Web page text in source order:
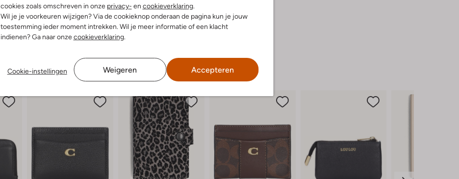
cookies zoals omschreven in onze privacy- en cookieverklaring.
Wil je je voorkeuren wijzigen? Via de cookieknop onderaan de pagina kun je jouw
toestemming ieder moment intrekken. Wil je meer informatie of een klacht
indienen? Ga naar onzecookieverklaring.
Cookie-instellingen Weigeren Accepteren